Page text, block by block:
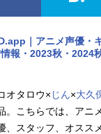
実写化
｜アニメ声優・
報・2023秋・2024
オタロウ× じん×大久
。こちらでは、アニ
、スタッフ、オスス